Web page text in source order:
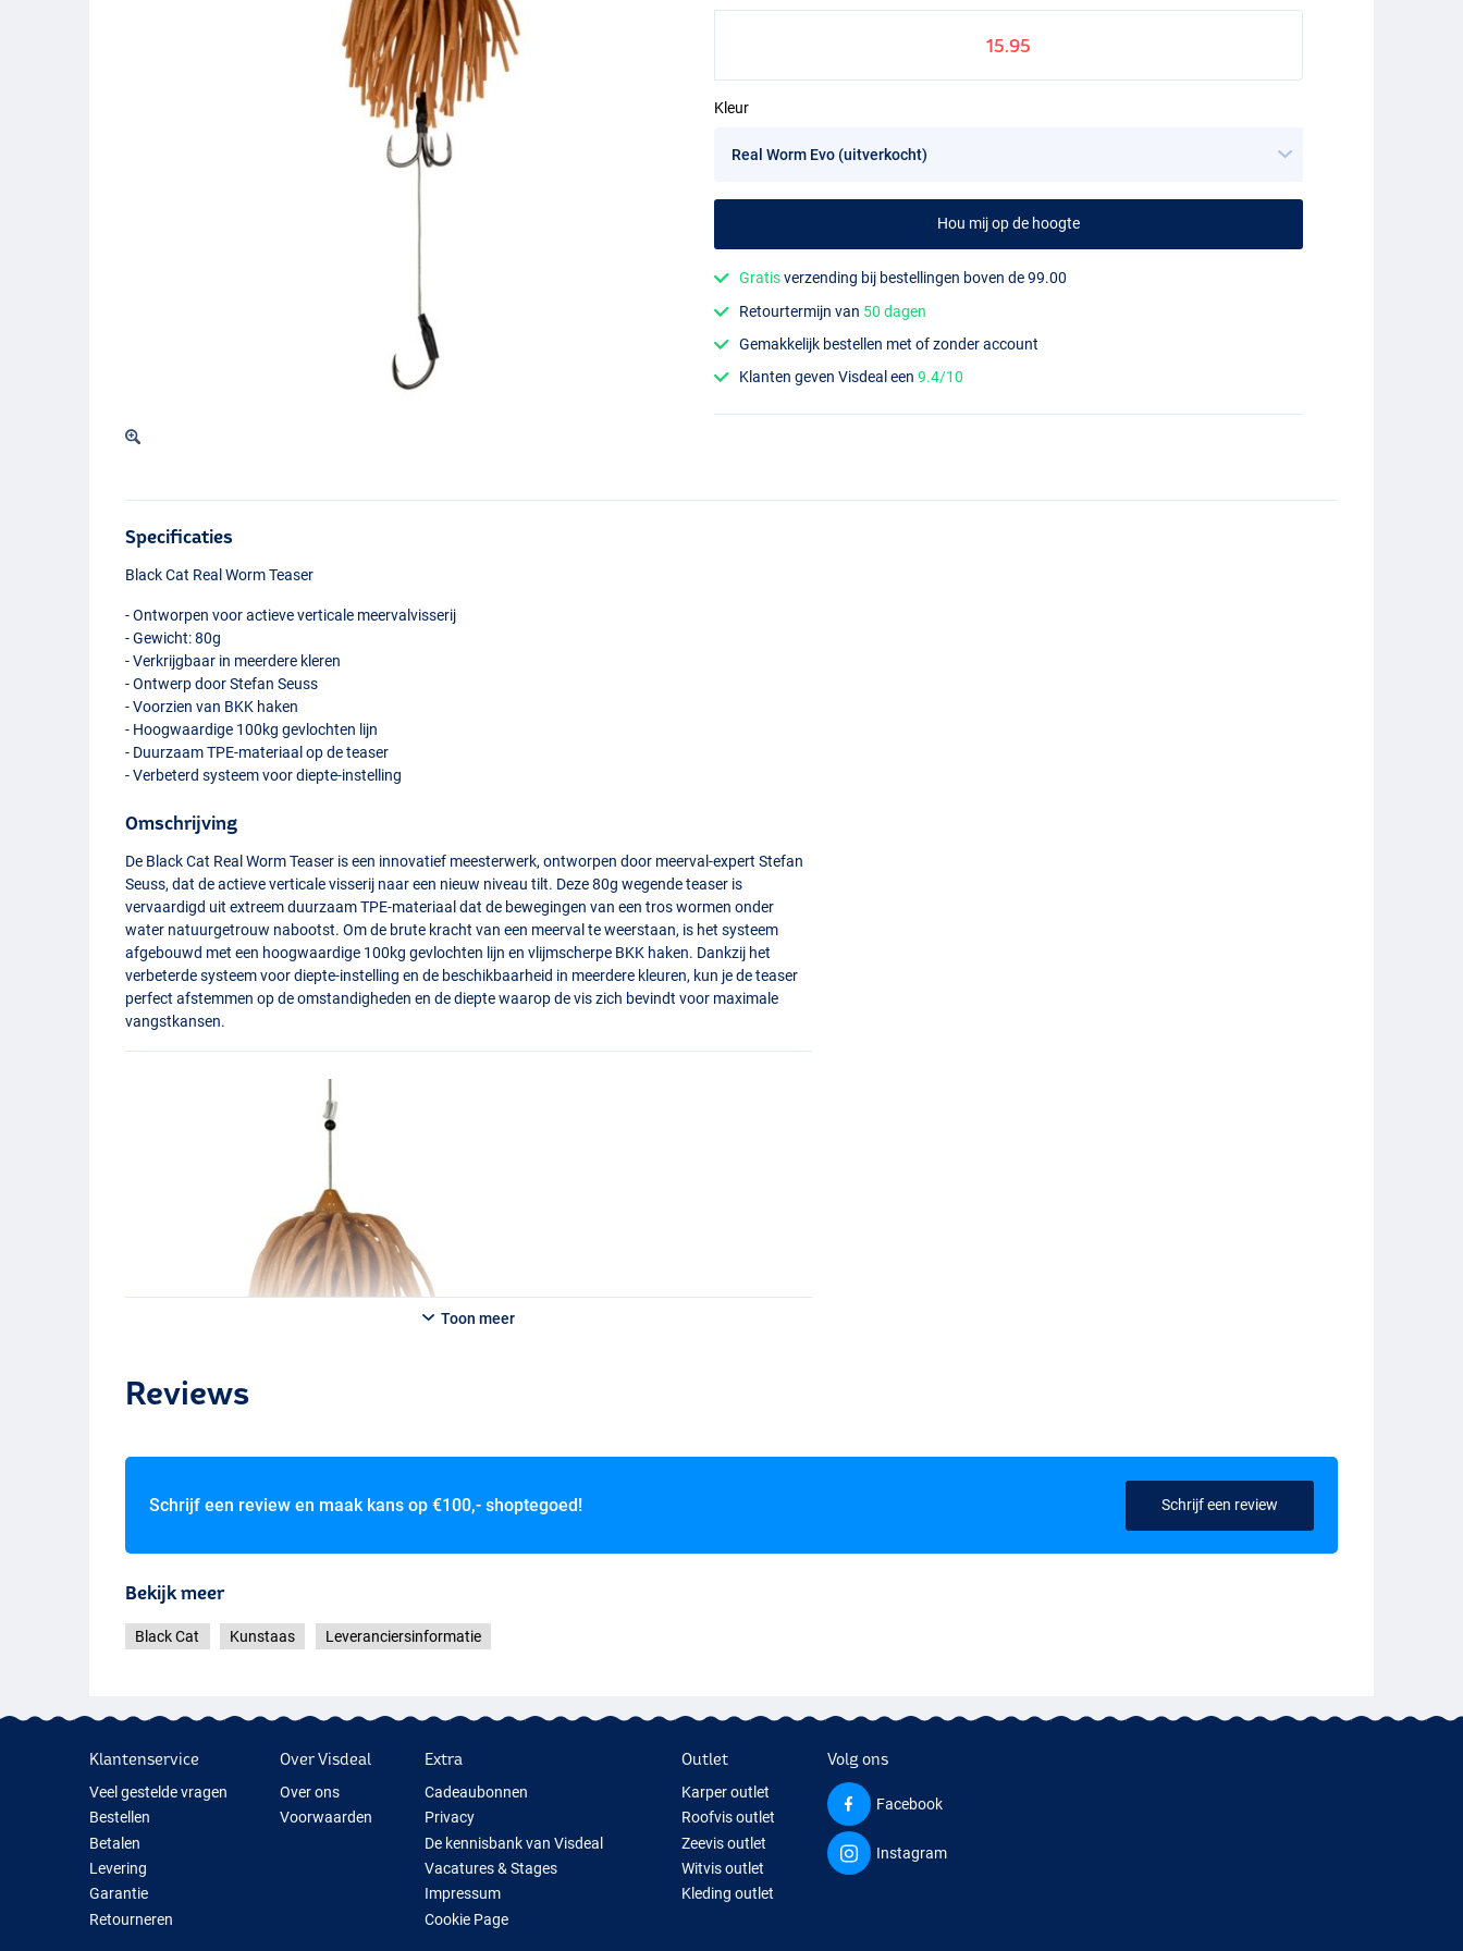
15.95
Kleur
Hou mij op de hoogte
Gratisverzending bij bestellingen boven de 99.00
Retourtermijn van 50 dagen
Gemakkelijk bestellen met of zonder account
Klanten geven Visdeal een9.4/10
Specificaties
Black Cat Real Worm Teaser
- Ontworpen voor actieve verticale meervalvisserij
- Gewicht: 80g
- Verkrijgbaar in meerdere kleren
- Ontwerp door Stefan Seuss
- Voorzien van BKK haken
- Hoogwaardige 100kg gevlochten lijn
- DuurzaamTPE-materiaal op de teaser
- Verbeterd systeem voor diepte-instelling
Omschrijving
De Black Cat Real Worm Teaser is een innovatief meesterwerk, ontworpen door meerval-expert Stefan
Seuss, dat de actieve verticale visserij naar een nieuw niveau tilt. Deze 80g wegende teaser is
vervaardigd uit extreem duurzaamTPE-materiaal dat de bewegingen van een tros wormen onder
water natuurgetrouw nabootst. Om de brute kracht van een meerval te weerstaan, is het systeem
afgebouwd met een hoogwaardige 100kg gevlochten lijn en vlijmscherpe BKK haken. Dankzij het
verbeterde systeem voor diepte-instelling en de beschikbaarheid in meerdere kleuren, kun je de teaser
perfect afstemmen op de omstandigheden en de diepte waarop de vis zich bevindt voor maximale
vangstkansen.
Toon meer
Reviews
Schrijf een review en maak kans op €100,- shoptegoed! Schrijf een review
Bekijk meer
Black Cat Kunstaas Leveranciersinformatie
Klantenservice
Veel gestelde vragen
Bestellen
Betalen
Levering
Garantie
Retourneren
Over Visdeal
Over ons
Voorwaarden
Extra
Cadeaubonnen
Privacy
De kennisbank van Visdeal
Vacatures & Stages
Impressum
Cookie Page
Outlet
Karper outlet
Roofvis outlet
Zeevis outlet
Witvis outlet
Kleding outlet
Volg ons
Facebook
Instagram